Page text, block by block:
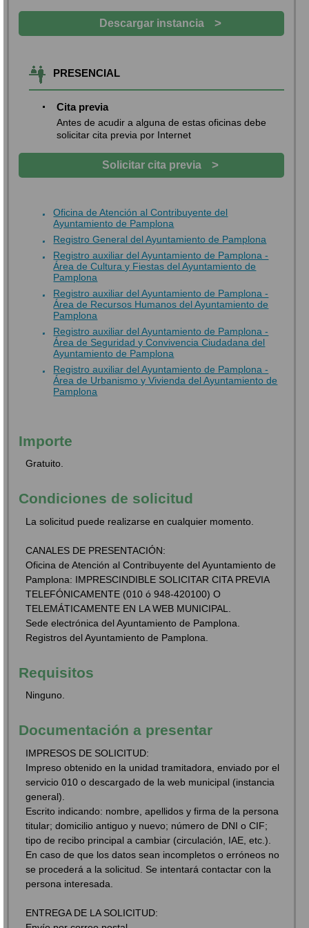
Descargar instancia >
PRESENCIAL
Cita previa
Antes de acudir a alguna de estas oficinas debe
solicitar cita previa por Internet
Solicitar cita previa >
Oficina de Atención al Contribuyente del
Ayuntamiento de Pamplona
Registro General del Ayuntamiento de Pamplona
Registro auxiliar del Ayuntamiento de Pamplona -
Área de Cultura y Fiestas del Ayuntamiento de
Pamplona
Registro auxiliar del Ayuntamiento de Pamplona -
Área de Recursos Humanos del Ayuntamiento de
Pamplona
Registro auxiliar del Ayuntamiento de Pamplona -
Área de Seguridad y Convivencia Ciudadana del
Ayuntamiento de Pamplona
Registro auxiliar del Ayuntamiento de Pamplona -
Área de Urbanismo y Vivienda del Ayuntamiento de
Pamplona
Importe
Gratuito.
Condiciones de solicitud
La solicitud puede realizarse en cualquier momento.
CANALES DE PRESENTACIÓN:
Oficina de Atención al Contribuyente del Ayuntamiento de
Pamplona: IMPRESCINDIBLE SOLICITAR CITA PREVIA
TELEFÓNICAMENTE (010 ó 948-420100) O
TELEMÁTICAMENTE EN LA WEB MUNICIPAL.
Sede electrónica del Ayuntamiento de Pamplona.
Registros del Ayuntamiento de Pamplona.
Requisitos
Ninguno.
Documentación a presentar
IMPRESOS DE SOLICITUD:
Impreso obtenido en la unidad tramitadora, enviado por el
servicio 010 o descargado de la web municipal (instancia
general).
Escrito indicando: nombre, apellidos y firma de la persona
titular; domicilio antiguo y nuevo; número de DNI o CIF;
tipo de recibo principal a cambiar (circulación, IAE, etc.).
En caso de que los datos sean incompletos o erróneos no
se procederá a la solicitud. Se intentará contactar con la
persona interesada.
ENTREGA DE LA SOLICITUD: